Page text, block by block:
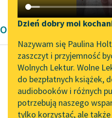
Katalog DAISY
Podkasty o książkach
Aktualności
„Prokurator Alicja Horn”
do słuchania
Byliśmy częścią AI Impact
Lab
Dzień dobry moi
Nazywam się Paulina
zaszczyt i przyjemność
Wolnych Lektur. Wolne
do bezpłatnych książek,
audiobooków i różnych
potrzebują naszego
tylko korzystać, ale
Opowiadanie Edgara